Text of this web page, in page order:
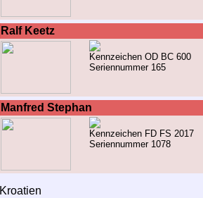
Ralf Keetz
Kennzeichen OD BC 600
Seriennummer 165
Manfred Stephan
Kennzeichen FD FS 2017
Seriennummer 1078
Kroatien